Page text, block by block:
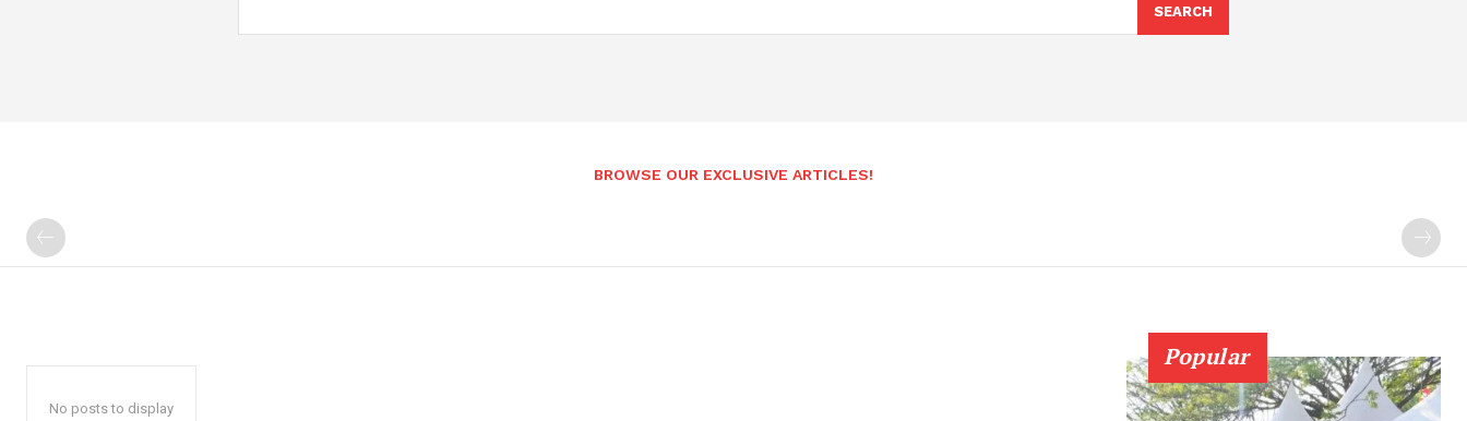
SEARCH
BROWSE OUR EXCLUSIVE ARTICLES!
No posts to display
Popular